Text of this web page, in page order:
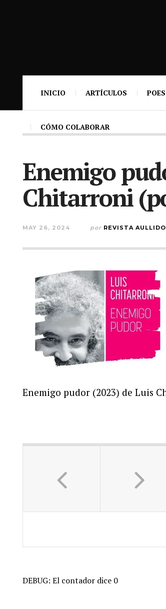
INICIO ARTÍCULOS
CÓMO COLABORAR
Enemigo
Chitarroni
MAY 26, 2024 por REVISTA AULLIDO
Enemigo pudor (2023) de Luis
DEBUG: El contador dice 0